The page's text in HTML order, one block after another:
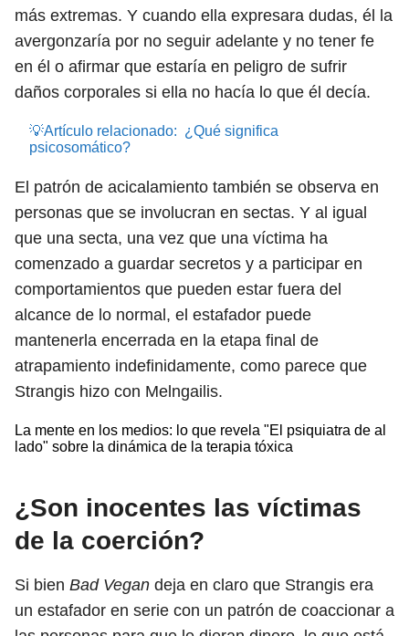
más extremas. Y cuando ella expresara dudas, él la
avergonzaría por no seguir adelante y no tener fe
en él o afirmar que estaría en peligro de sufrir
daños corporales si ella no hacía lo que él decía.
💡Artículo relacionado: ¿Qué significa
psicosomático?
El patrón de acicalamiento también se observa en
personas que se involucran en sectas. Y al igual
que una secta, una vez que una víctima ha
comenzado a guardar secretos y a participar en
comportamientos que pueden estar fuera del
alcance de lo normal, el estafador puede
mantenerla encerrada en la etapa final de
atrapamiento indefinidamente, como parece que
Strangis hizo con Melngailis.
La mente en los medios: lo que revela "El psiquiatra de al
lado" sobre la dinámica de la terapia tóxica
¿Son inocentes las víctimas
de la coerción?
Si bien Bad Vegan deja en claro que Strangis era
un estafador en serie con un patrón de coaccionar a